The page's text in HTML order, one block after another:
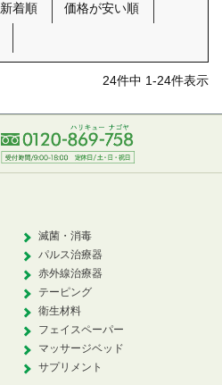
新着順 価格が安い順
24件中 1-24件表示
滅菌・消毒
パルス治療器
赤外線治療器
テーピング
衛生材料
フェイスペーパー
マッサージベッド
サプリメント